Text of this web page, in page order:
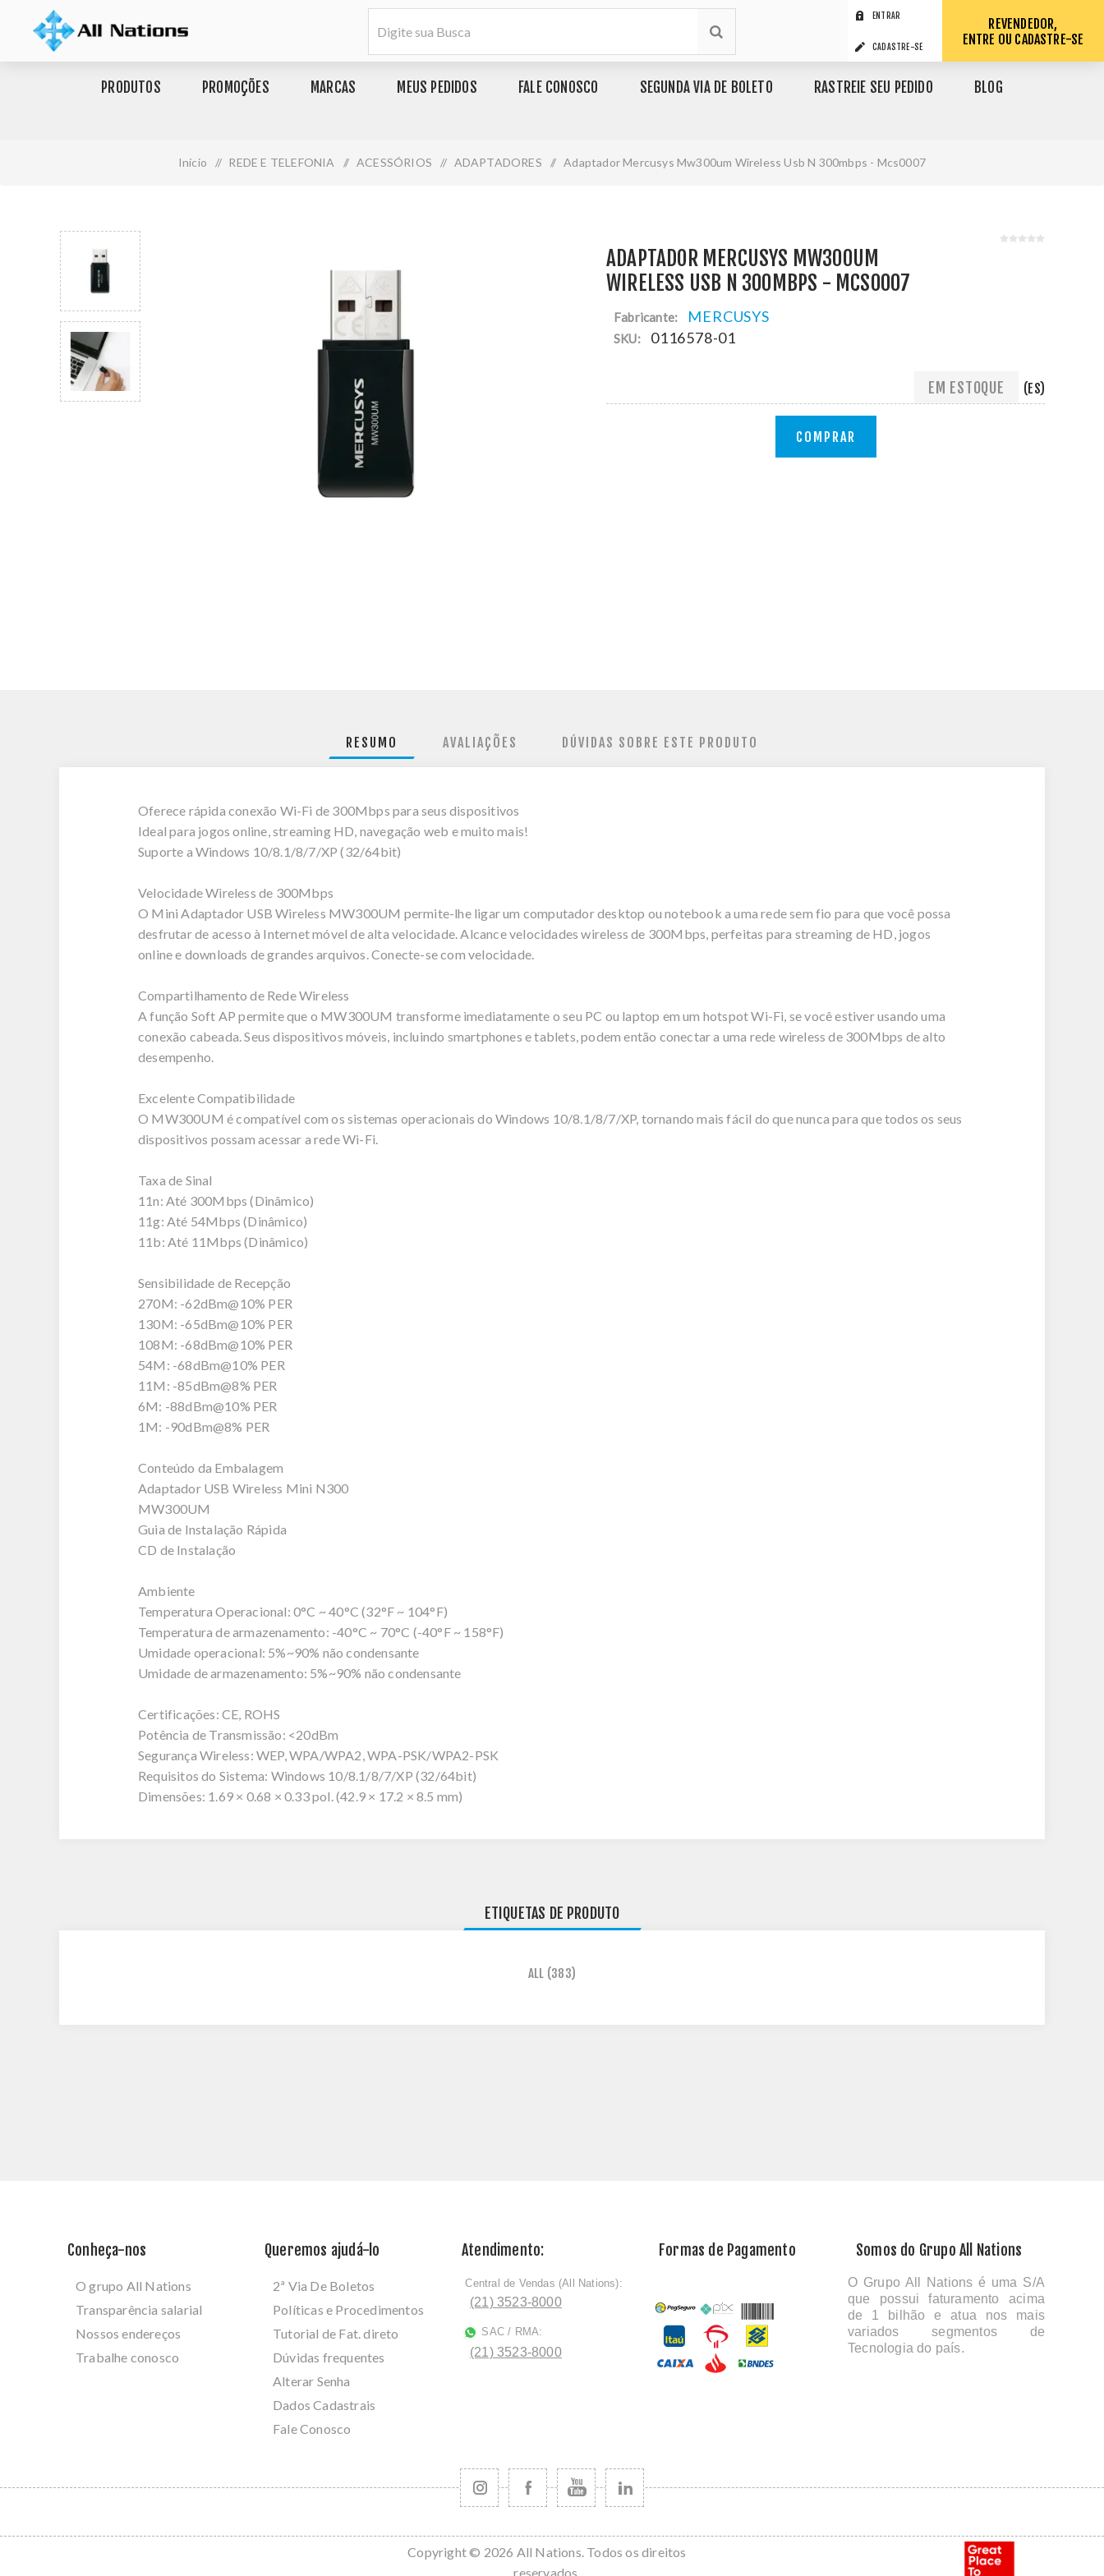
ENTRAR
CADASTRE-SE
REVENDEDOR,
ENTRE OU CADASTRE-SE
PRODUTOS PROMOÇÕES MARCAS MEUS PEDIDOS FALE CONOSCO SEGUNDA VIA DE BOLETO RASTREIE SEU PEDIDO BLOG
Início / REDE E TELEFONIA / ACESSÓRIOS / ADAPTADORES / Adaptador Mercusys Mw300um Wireless Usb N 300mbps - Mcs0007
ADAPTADOR MERCUSYS MW300UM
WIRELESS USB N 300MBPS - MCS0007
Fabricante: MERCUSYS
SKU: 0116578-01
EM ESTOQUE (ES)
COMPRAR
RESUMO AVALIAÇÕES DÚVIDAS SOBRE ESTE PRODUTO
Oferece rápida conexão Wi-Fi de 300Mbps para seus dispositivos
Ideal para jogos online, streaming HD, navegação web e muito mais!
Suporte a Windows 10/8.1/8/7/XP (32/64bit)
Velocidade Wireless de 300Mbps
O Mini Adaptador USB Wireless MW300UM permite-lhe ligar um computador desktop ou notebook a uma rede sem fio para que você possa
desfrutar de acesso à Internet móvel de alta velocidade. Alcance velocidades wireless de 300Mbps, perfeitas para streaming de HD, jogos
online e downloads de grandes arquivos. Conecte-se com velocidade.
Compartilhamento de Rede Wireless
A função Soft AP permite que o MW300UM transforme imediatamente o seu PC ou laptop em um hotspot Wi-Fi, se você estiver usando uma
conexão cabeada. Seus dispositivos móveis, incluindo smartphones e tablets, podem então conectar a uma rede wireless de 300Mbps de alto
desempenho.
Excelente Compatibilidade
O MW300UM é compatível com os sistemas operacionais do Windows 10/8.1/8/7/XP, tornando mais fácil do que nunca para que todos os seus
dispositivos possam acessar a rede Wi-Fi.
Taxa de Sinal
11n: Até 300Mbps (Dinâmico)
11g: Até 54Mbps (Dinâmico)
11b: Até 11Mbps (Dinâmico)
Sensibilidade de Recepção
270M: -62dBm@10% PER
130M: -65dBm@10% PER
108M: -68dBm@10% PER
54M: -68dBm@10% PER
11M: -85dBm@8% PER
6M: -88dBm@10% PER
1M: -90dBm@8% PER
Conteúdo da Embalagem
Adaptador USB Wireless Mini N300
MW300UM
Guia de Instalação Rápida
CD de Instalação
Ambiente
Temperatura Operacional: 0°C ~ 40°C (32°F ~ 104°F)
Temperatura de armazenamento: -40°C ~ 70°C (-40°F ~ 158°F)
Umidade operacional: 5%~90% não condensante
Umidade de armazenamento: 5%~90% não condensante
Certificações: CE, ROHS
Potência de Transmissão: <20dBm
Segurança Wireless: WEP, WPA/WPA2, WPA-PSK/WPA2-PSK
Requisitos do Sistema: Windows 10/8.1/8/7/XP (32/64bit)
Dimensões: 1.69 × 0.68 × 0.33 pol. (42.9 × 17.2 × 8.5 mm)
ETIQUETAS DE PRODUTO
ALL (383)
Conheça-nos
O grupo All Nations
Transparência salarial
Nossos endereços
Trabalhe conosco
Queremos ajudá-lo
2ª Via De Boletos
Políticas e Procedimentos
Tutorial de Fat. direto
Dúvidas frequentes
Alterar Senha
Dados Cadastrais
Fale Conosco
Atendimento:
ﾠCentral de Vendas (All Nations):
(21) 3523-8000
SAC / RMA:
(21) 3523-8000
Formas de Pagamento Somos do Grupo All Nations
O Grupo All Nations é uma S/A
que possui faturamento acima
de 1 bilhão e atua nos mais
variados segmentos de
Tecnologia do país.
Copyright © 2026 All Nations. Todos os direitos
reservados.